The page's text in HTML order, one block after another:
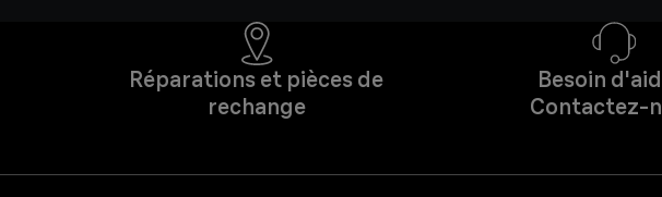
Réparations et pièces de
rechange
Besoin
Contactez-